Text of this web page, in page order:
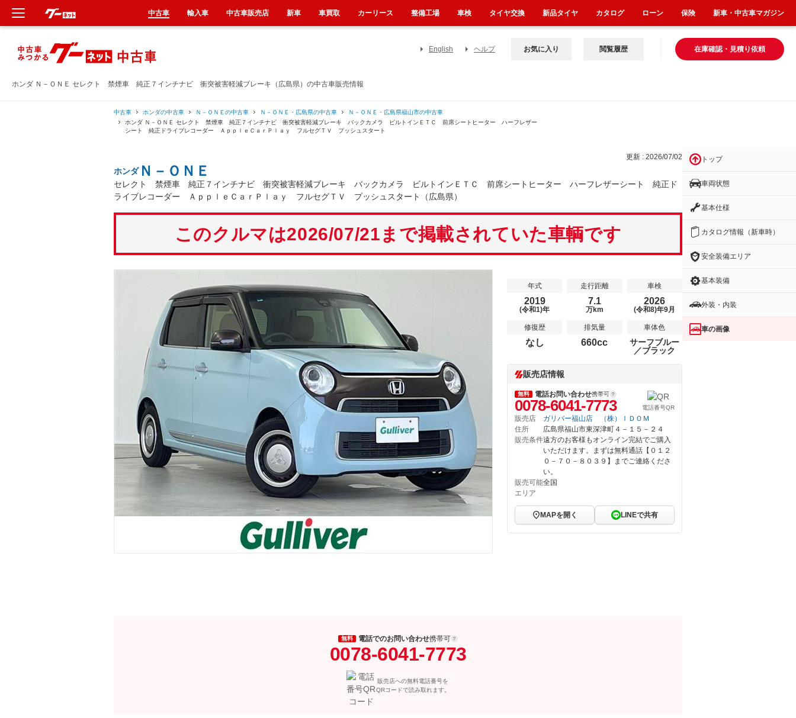
ホンダ Ｎ－ＯＮＥ セレクト 禁煙車 純正７インチナビ 衝突被害軽減ブレーキ（広島県）の中古車販売情報
English ヘルプ 在庫確認・見積り依頼
お気に入り 閲覧履歴
中古車 ホンダの中古車 Ｎ－ＯＮＥの中古車 Ｎ－ＯＮＥ・広島県の中古車
Ｎ－ＯＮＥ・広島県福山市の中古車
ホンダ Ｎ－ＯＮＥ セレクト 禁煙車 純正７インチナビ 衝突被害軽減ブレーキ バックカメラ ビルトインＥＴＣ 前席シートヒーター ハーフレザー
シート 純正ドライブレコーダー ＡｐｐｌｅＣａｒＰｌａｙ フルセグＴＶ プッシュスタート
更新 : 2026/07/02
ホンダＮ－ＯＮＥ
セレクト 禁煙車 純正７インチナビ 衝突被害軽減ブレーキ バックカメラ ビルトインＥＴＣ 前席シートヒーター ハーフレザーシート 純正ド
ライブレコーダー ＡｐｐｌｅＣａｒＰｌａｙ フルセグＴＶ プッシュスタート（広島県）
このクルマは2026/07/21まで掲載されていた車輌です
年式
2019
(令和1)年
走行距離
7.1
万km
車検
2026
(令和8)年9月
修復歴
なし
排気量
660cc
車体色
サーフブルー
／ブラック
販売店情報
無料 電話お問い合わせ携帯可
0078-6041-7773 電話番号QR
販売店
ガリバー福山店 （株）ＩＤＯＭ
住所
広島県福山市東深津町４－１５－２４
販売条件遠方のお客様もオンライン完結でご購入
いただけます。まずは無料通話【０１２
０－７０－８０３９】までご連絡くださ
い。
販売可能
エリア
全国
MAPを開く LINEで共有
無料 電話でのお問い合わせ携帯可
0078-6041-7773
販売店への無料電話番号を
QRコードで読み取れます。
トップ
車両状態
基本仕様
カタログ情報（新車時）
安全装備エリア
基本装備
外装・内装
車の画像
中古車 輸入車 中古車販売店 新車 車買取 カーリース 整備工場 車検 タイヤ交換 新品タイヤ カタログ ローン 保険 新車・中古車マガジン
新車
中古車